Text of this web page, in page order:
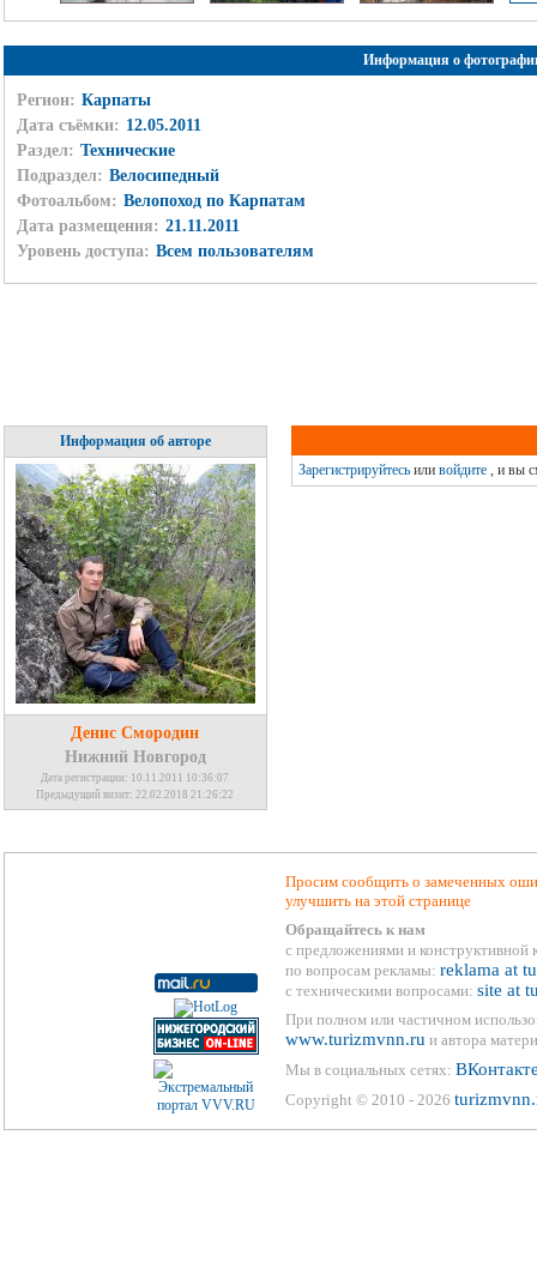
Информация о
Регион: Карпаты
Дата съёмки: 12.05.2011
Раздел: Технические
Подраздел: Велосипедный
Фотоальбом: Велопоход по Карпатам
Дата размещения: 21.11.2011
Уровень доступа: Всем пользователям
Информация об авторе
Денис Смородин
Нижний Новгород
Дата регистрации: 10.11.2011 10:36:07
Предыдущий визит: 22.02.2018 21:26:22
Зарегистрируйтесьили войдите, и вы
Просим сообщить о замеченных
улучшить на этой странице
Обращайтесь к нам
с предложениями и конструктивной
по вопросам рекламы: reklama at
с техническими вопросами: site at
При полном или частичном
www.turizmvnn.ru и автора
Мы в социальных сетях:
Copyright © 2010 - 2026